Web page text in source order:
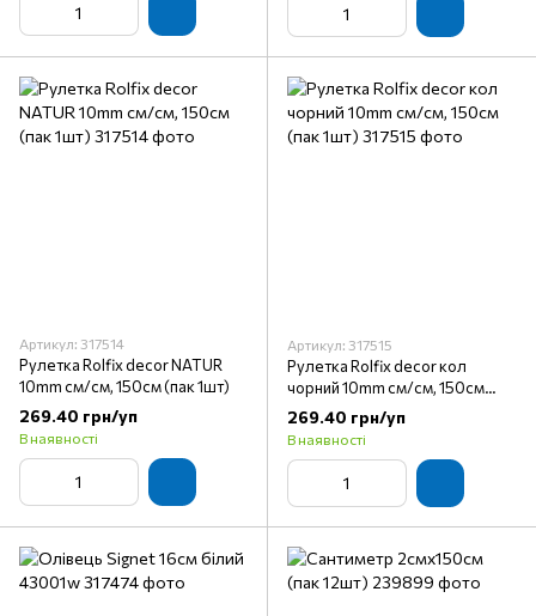
Артикул: 317514
Рулетка Rolfix decor NATUR
10mm см/см, 150см (пак 1шт)
269.40 грн/уп
В наявності
Артикул: 317515
Рулетка Rolfix decor кол
чорний 10mm см/см, 150см
(пак 1шт)
269.40 грн/уп
В наявності